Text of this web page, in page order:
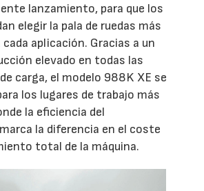
lanzamiento, para que los
elegir la pala de ruedas más
aplicación. Gracias a un
elevado en todas las
carga, el modelo 988K XE se
los lugares de trabajo más
la eficiencia del
la diferencia en el coste
total de la máquina.